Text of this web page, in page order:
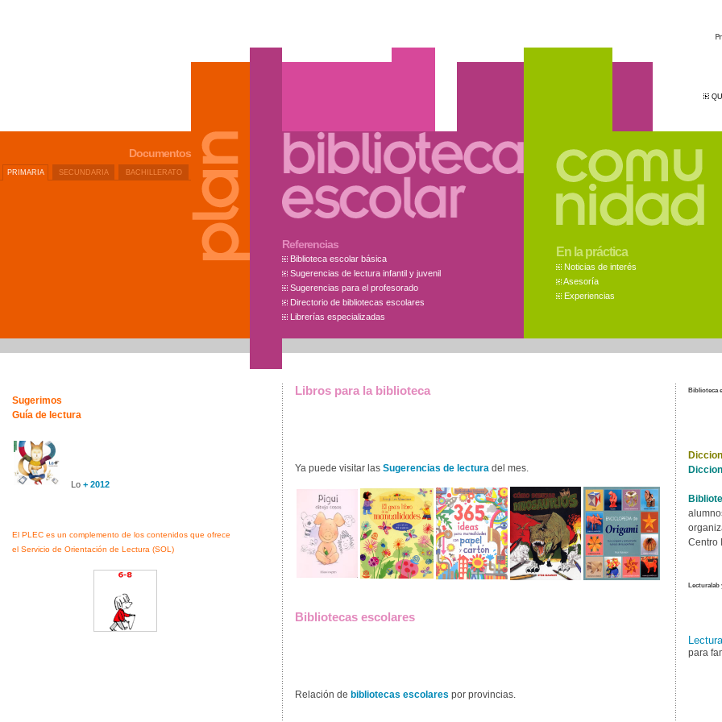
Documentos
PRIMARIA SECUNDARIA BACHILLERATO
Referencias
Biblioteca escolar básica
Sugerencias de lectura infantil y juvenil
Sugerencias para el profesorado
Directorio de bibliotecas escolares
Librerías especializadas
En la práctica
Noticias de interés
Asesoría
Experiencias
Sugerimos
Guía de lectura
Lo + 2012
El PLEC es un complemento de los contenidos que ofrece
el Servicio de Orientación de Lectura (SOL)
Libros para la biblioteca
Ya puede visitar las Sugerencias de lectura del mes.
Bibliotecas escolares
Relación de bibliotecas escolares por provincias.
Biblioteca
Centro
Lecturalab
para